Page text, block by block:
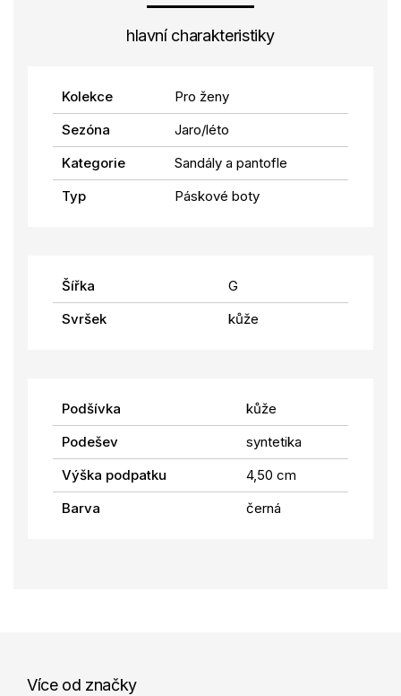
hlavní charakteristiky
Kolekce
Pro ženy
Sezóna
Jaro/léto
Kategorie
Sandály a pantofle
Typ
Páskové boty
Šířka
G
Svršek
kůže
Podšívka
kůže
Podešev
syntetika
Výška podpatku
4,50 cm
Barva
černá
Více od značky